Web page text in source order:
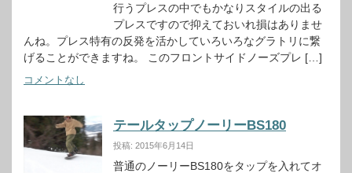
行うプレスの中でもかなりスタイルの出る
プレスですので抑えておいれ損はありませ
んね。プレス特有の反発を活かしていろいろなグラトリに繋
げることができますね。 このフロントサイドノーズプレ […]
コメントなし
テールタップノーリーBS180
投稿: 2015年6月14日
普通のノーリーBS180をタップを入れてオ